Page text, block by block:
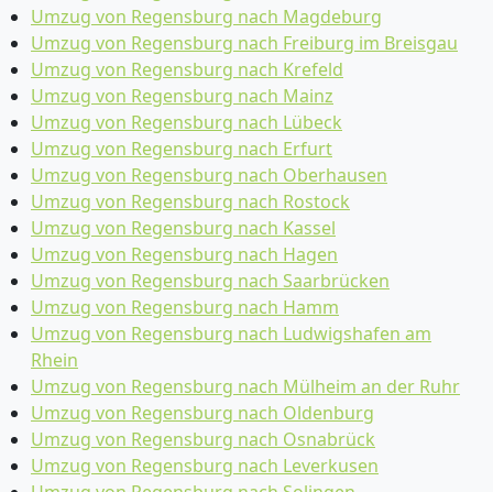
Umzug von Regensburg nach Magdeburg
Umzug von Regensburg nach Freiburg im Breisgau
Umzug von Regensburg nach Krefeld
Umzug von Regensburg nach Mainz
Umzug von Regensburg nach Lübeck
Umzug von Regensburg nach Erfurt
Umzug von Regensburg nach Oberhausen
Umzug von Regensburg nach Rostock
Umzug von Regensburg nach Kassel
Umzug von Regensburg nach Hagen
Umzug von Regensburg nach Saarbrücken
Umzug von Regensburg nach Hamm
Umzug von Regensburg nach Ludwigshafen am
Rhein
Umzug von Regensburg nach Mülheim an der Ruhr
Umzug von Regensburg nach Oldenburg
Umzug von Regensburg nach Osnabrück
Umzug von Regensburg nach Leverkusen